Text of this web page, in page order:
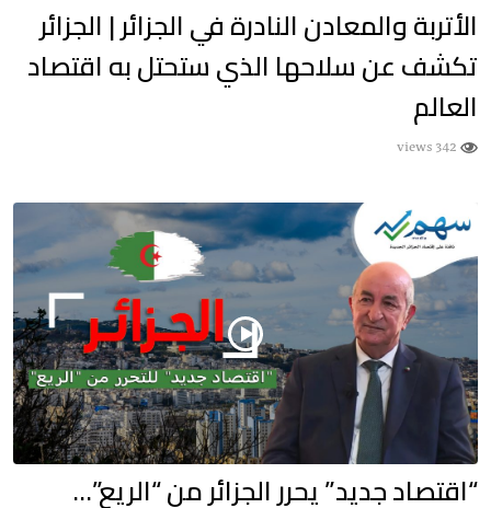
الأتربة والمعادن النادرة في الجزائر | الجزائر
تكشف عن سلاحها الذي ستحتل به اقتصاد
العالم
342 views
“اقتصاد جديد” يحرر الجزائر من “الريع”…